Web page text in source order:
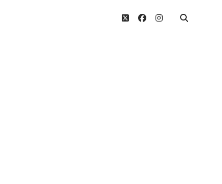
twitterfacebook
instagram